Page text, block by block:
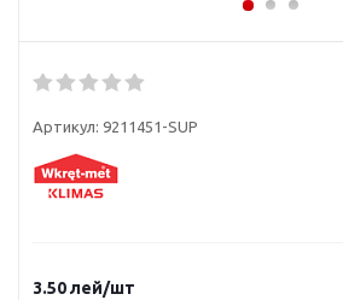
Артикул: 9211451-SUP
3.50лей/шт